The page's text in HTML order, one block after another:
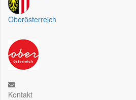
Oberösterreich
Kontakt